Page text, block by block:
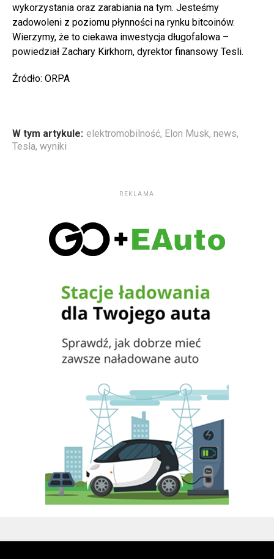
wykorzystania oraz zarabiania na tym. Jesteśmy
zadowoleni z poziomu płynności na rynku bitcoinów.
Wierzymy, że to ciekawa inwestycja długofalowa –
powiedział Zachary Kirkhorn, dyrektor finansowy Tesli.
Źródło: ORPA
W tym artykule: elektromobilność, Elon Musk, news,
Tesla, wyniki
REKLAMA